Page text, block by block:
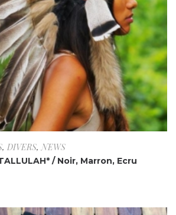
, DIVERS, NEWS
/ Noir, Marron, Ecru